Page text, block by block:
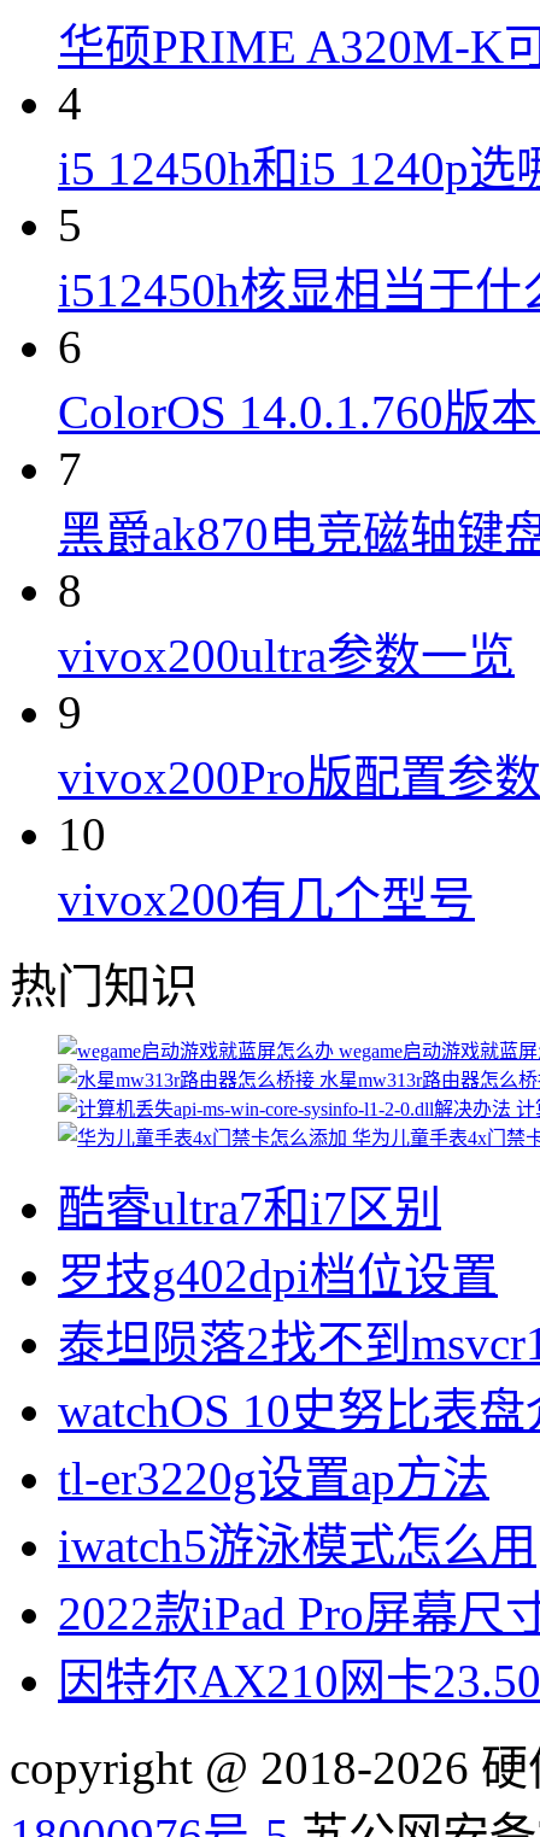
华硕PRIME A320M-K
4
i5 12450h和i5 1240p选
5
i512450h核显相当于什
6
ColorOS 14.0.1.760版
7
黑爵ak870电竞磁轴键
8
vivox200ultra参数一览
9
vivox200Pro版配置参数
10
vivox200有几个型号
热门知识
wegame启动游戏就蓝
水星mw313r路由器怎么
计
华为儿童手表4x门禁
酷睿ultra7和i7区别
罗技g402dpi档位设置
泰坦陨落2找不到
watchOS 10史努比表
tl-er3220g设置ap方法
iwatch5游泳模式怎么用
2022款iPad Pro屏幕尺
因特尔AX210网卡
copyright @ 2018-2026